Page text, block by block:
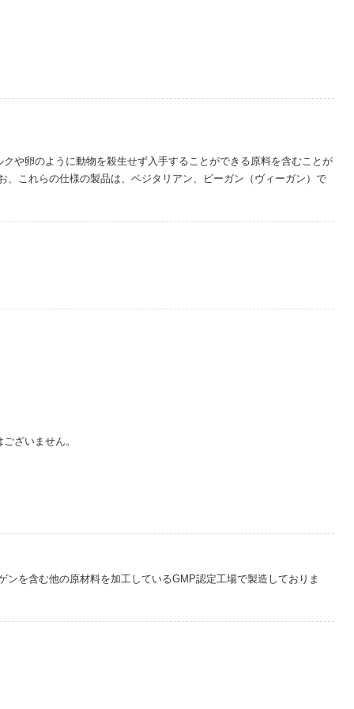
や卵のように動物を殺生せず入手することができる原料を含むことが
これらの仕様の製品は、ベジタリアン、ビーガン（ヴィーガン）で
ざいません。
を含む他の原材料を加工しているGMP認定工場で製造しておりま